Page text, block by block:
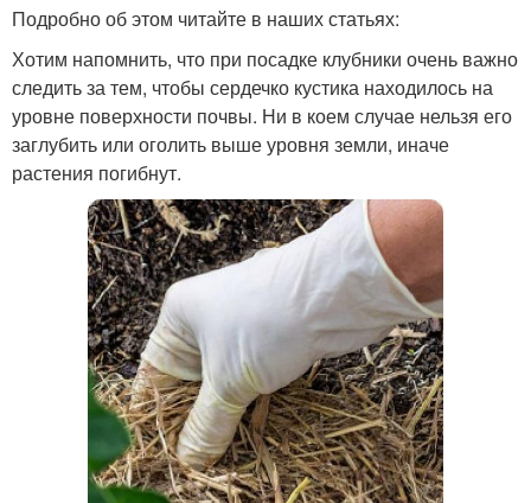
Подробно об этом читайте в наших статьях:
Хотим напомнить, что при посадке клубники очень важно
следить за тем, чтобы сердечко кустика находилось на
уровне поверхности почвы. Ни в коем случае нельзя его
заглубить или оголить выше уровня земли, иначе
растения погибнут.